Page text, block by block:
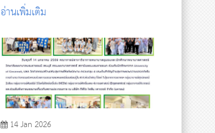
อ่านเพิ่มเติม
14 Jan 2026